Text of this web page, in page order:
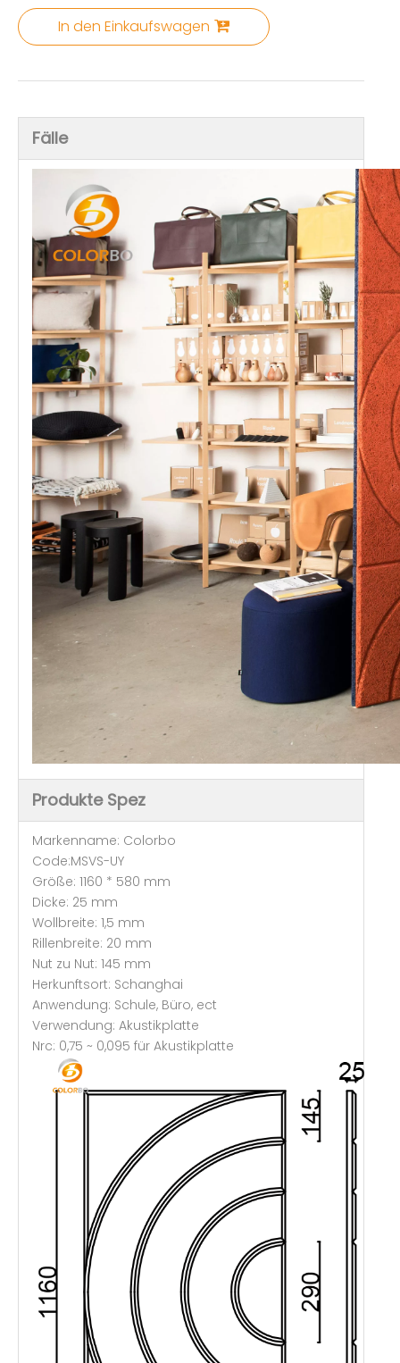
In den Einkaufswagen
Fälle
Produkte Spez
Markenname: Colorbo
Code:MSVS-UY
Größe: 1160 * 580 mm
Dicke: 25 mm
Wollbreite: 1,5 mm
Rillenbreite: 20 mm
Nut zu Nut: 145 mm
Herkunftsort: Schanghai
Anwendung: Schule, Büro, ect
Verwendung: Akustikplatte
Nrc: 0,75 ~ 0,095 für Akustikplatte